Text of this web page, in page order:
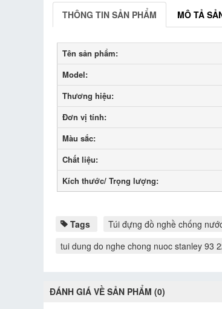
THÔNG TIN SẢN PHẨM MÔ TẢ
Tên sản phẩm:
Model:
Thương hiệu:
Đơn vị tính:
Màu sắc:
Chất liệu:
Kích thước/ Trọng lượng:
Tags Túi đựng đồ nghề chống
tui dung do nghe chong nuoc stanley 93
ĐÁNH GIÁ VỀ SẢN PHẨM (0)